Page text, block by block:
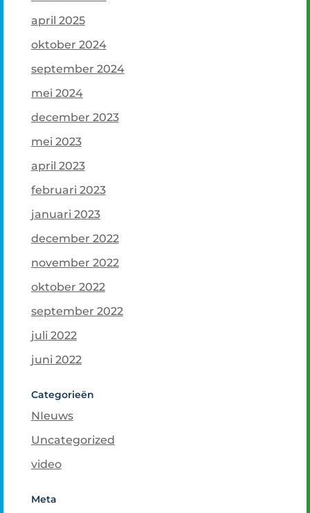
april 2025
oktober 2024
september 2024
mei 2024
december 2023
mei 2023
april 2023
februari 2023
januari 2023
december 2022
november 2022
oktober 2022
september 2022
juli 2022
juni 2022
Categorieën
NIeuws
Uncategorized
video
Meta